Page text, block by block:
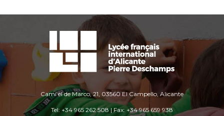
Camí el de Marco, 21, 03560 El Campello, Alicante
Tel: +34 965 262 508 | Fax: +34 965 659 938